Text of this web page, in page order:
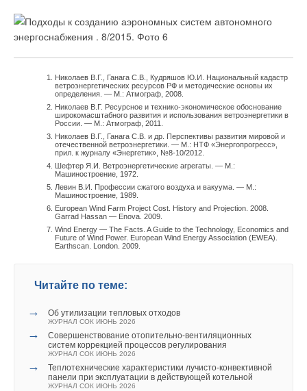
Николаев В.Г., Ганага С.В., Кудряшов Ю.И. Национальный кадастр
ветроэнергетических ресурсов РФ и методические основы их
определения. — М.: Атмограф, 2008.
Николаев В.Г. Ресурсное и технико-экономическое обоснование
широкомасштабного развития и использования ветроэнергетики в
России. — М.: Атмограф, 2011.
Николаев В.Г., Ганага С.В. и др. Перспективы развития мировой и
отечественной ветроэнергетики. — М.: НТФ «Энергопрогресс»,
прил. к журналу «Энергетик», №8-10/2012.
Шефтер Я.И. Ветроэнергетические агрегаты. — М.:
Машиностроение, 1972.
Левин В.И. Профессии сжатого воздуха и вакуума. — М.:
Машиностроение, 1989.
European Wind Farm Project Cost. History and Projection. 2008.
Garrad Hassan — Enova. 2009.
Wind Energy — The Facts. A Guide to the Technology, Economics and
Future of Wind Power. European Wind Energy Association (EWEA).
Earthscan. London. 2009.
Читайте по теме:
→ Об утилизации тепловых отходов
ЖУРНАЛ СОК ИЮНЬ 2026
→
Совершенствование отопительно-вентиляционных
систем коррекцией процессов регулирования
ЖУРНАЛ СОК ИЮНЬ 2026
→
Теплотехнические характеристики лучисто-конвективной
панели при эксплуатации в действующей котельной
ЖУРНАЛ СОК ИЮНЬ 2026